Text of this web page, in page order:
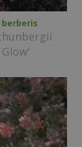
berberis